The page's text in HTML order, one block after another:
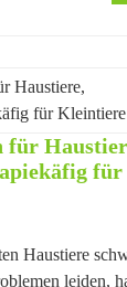
für
Haustiere
leiden,